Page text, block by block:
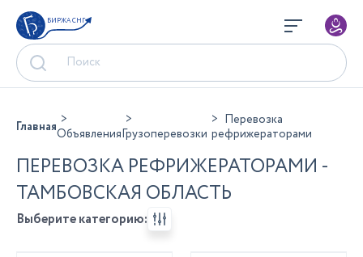
БИРЖА СНГ
ГлавнаяОбъявленияГрузоперевозки
Перевозка
рефрижераторами
ПЕРЕВОЗКА РЕФРИЖЕРАТОРАМИ -
ТАМБОВСКАЯ ОБЛАСТЬ
Выберите категорию: